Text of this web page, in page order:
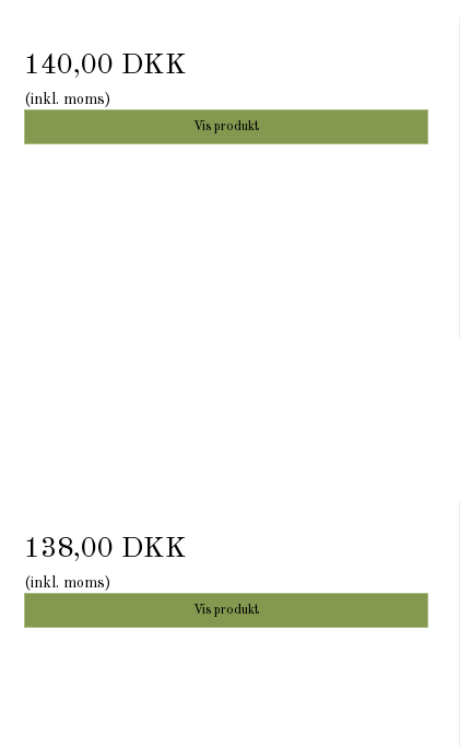
140,00 DKK
(inkl. moms)
Vis produkt
138,00 DKK
(inkl. moms)
Vis produkt